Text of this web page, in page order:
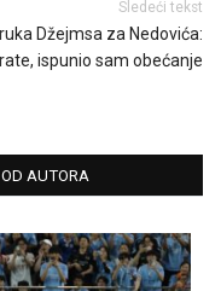
Sledeći tekst
Džejmsa za Nedovića:
ispunio sam obećanje
AUTORA